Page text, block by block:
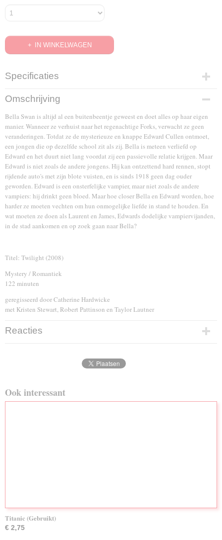
IN WINKELWAGEN
Specificaties
EAN code
5051888030943
Omschrijving
Bella Swan is altijd al een buitenbeentje geweest en doet alles op haar eigen
manier. Wanneer ze verhuist naar het regenachtige Forks, verwacht ze geen
veranderingen. Totdat ze de mysterieuze en knappe Edward Cullen ontmoet,
een jongen die op dezelfde school zit als zij. Bella is meteen verliefd op
Edward en het duurt niet lang voordat zij een passievolle relatie krijgen. Maar
Edward is niet zoals de andere jongens. Hij kan ontzettend hard rennen, stopt
rijdende auto's met zijn blote vuisten, en is sinds 1918 geen dag ouder
geworden. Edward is een onsterfelijke vampier, maar niet zoals de andere
vampiers: hij drinkt geen bloed. Maar hoe closer Bella en Edward worden, hoe
harder ze moeten vechten om hun onmogelijke liefde in stand te houden. En
wat moeten ze doen als Laurent en James, Edwards dodelijke vampiervijanden,
in de stad aankomen en op zoek gaan naar Bella?
Titel: Twilight (2008)
Mystery / Romantiek
122 minuten
geregisseerd door Catherine Hardwicke
met Kristen Stewart, Robert Pattinson en Taylor Lautner
Reacties
Ook interessant
Titanic (Gebruikt)
€ 2,75